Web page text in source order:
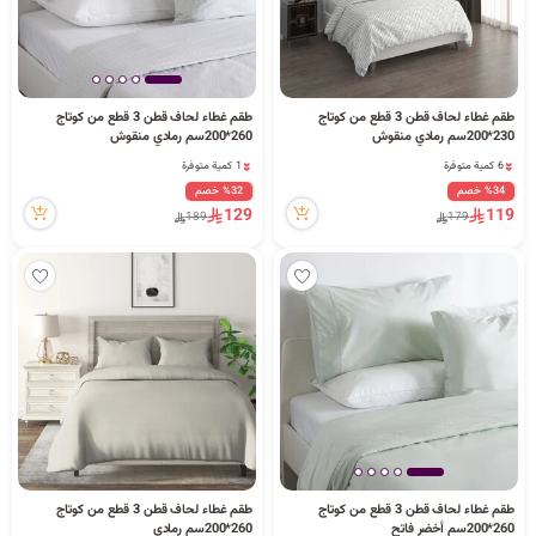
طقم غطاء لحاف قطن 3 قطع من كوتاج
230*200سم رمادي منقوش
6 كمية متوفرة
20 مشاهدة مؤخراً
6 كمية متوفرة
20 مشاهدة مؤخراً
%34 خصم
119
179
طقم غطاء لحاف قطن 3 قطع من كوتاج
260*200سم رمادي منقوش
1 كمية متوفرة
6 مشاهدة مؤخراً
1 كمية متوفرة
6 مشاهدة مؤخراً
%32 خصم
129
189
طقم غطاء لحاف قطن 3 قطع من كوتاج
260*200سم أخضر فاتح
طقم غطاء لحاف قطن 3 قطع من كوتاج
260*200سم رمادي